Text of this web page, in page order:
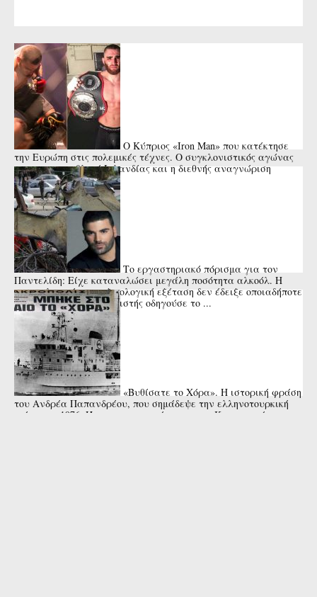
Ο Κύπριος «Iron Man» που κατέκτησε
την Ευρώπη στις πολεμικές τέχνες. Ο συγκλονιστικός αγώνας
με τον πρωταθλητή Ιρλανδίας και η διεθνής αναγνώριση
(Βίντεο)
Το εργαστηριακό πόρισμα για τον
Παντελίδη: Είχε καταναλώσει μεγάλη ποσότητα αλκοόλ. Η
αιματολογική και τοξικολογική εξέταση δεν έδειξε οποιαδήποτε
άλλη ουσία. Ο τραγουδιστής οδηγούσε το ...
«Βυθίσατε το Χόρα». Η ιστορική φράση
του Ανδρέα Παπανδρέου, που σημάδεψε την ελληνοτουρκική
κρίση του 1976. Ήταν σε συνεννόηση με τον Κωνσταντίνο